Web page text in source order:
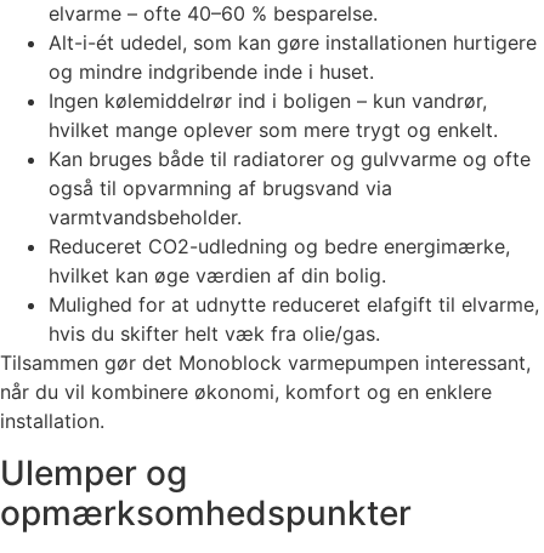
elvarme – ofte 40–60 % besparelse.
Alt-i-ét udedel, som kan gøre installationen hurtigere
og mindre indgribende inde i huset.
Ingen kølemiddelrør ind i boligen – kun vandrør,
hvilket mange oplever som mere trygt og enkelt.
Kan bruges både til radiatorer og gulvvarme og ofte
også til opvarmning af brugsvand via
varmtvandsbeholder.
Reduceret CO2-udledning og bedre energimærke,
hvilket kan øge værdien af din bolig.
Mulighed for at udnytte reduceret elafgift til elvarme,
hvis du skifter helt væk fra olie/gas.
Tilsammen gør det Monoblock varmepumpen interessant,
når du vil kombinere økonomi, komfort og en enklere
installation.
Ulemper og
opmærksomhedspunkter